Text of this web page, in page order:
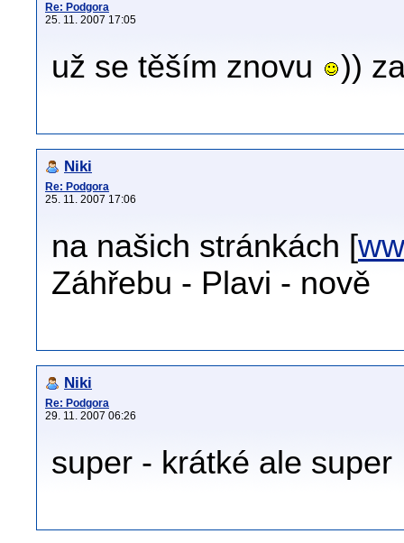
Re: Podgora
25. 11. 2007 17:05
už se těším znovu ))
Niki
Re: Podgora
25. 11. 2007 17:06
na našich stránkách [
Záhřebu - Plavi - nově
Niki
Re: Podgora
29. 11. 2007 06:26
super - krátké ale super